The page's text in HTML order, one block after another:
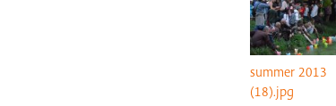
summer 2013
(18).jpg